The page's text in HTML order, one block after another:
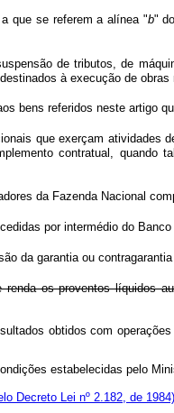
que se referem a alínea "b"
de tributos, de
à execução de obras
bens referidos neste artigo
que exerçam
contratual, quando
da Fazenda Nacional
por intermédio do
da garantia ou
os proventos líquidos
resultados obtidos
estabelecidas pelo
Decreto Lei nº 2.182, de 1984)